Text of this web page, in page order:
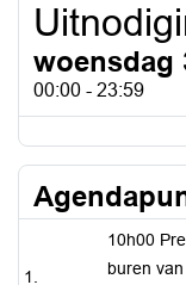
woensdag
00:00 - 23:59
10h00
buren